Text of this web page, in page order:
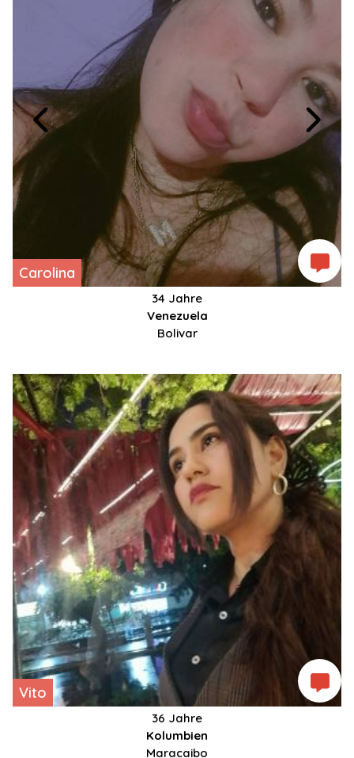
Carolina
34 Jahre
Venezuela
Bolivar
Vito
36 Jahre
Kolumbien
Maracaibo